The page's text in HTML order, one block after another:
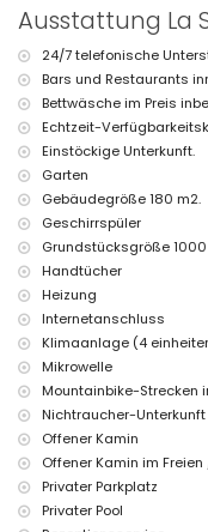
Weitere Informationen
Nächste Stadt: Jávea
Nächstgelegene
(innerhalb von 2
Nächster Strand: Playa
der Villa)
Nächster Hafen: Puerto
Nächster Park: Montgó,
Villa)
Nächster Flughafen:
Villa)
Zweitnächster
Rauchen nicht erlaubt
Haustiere sind nicht
Die Unterkunft ist sehr
Einrichtungen und
enthalten sind
Internet (WiFi)
Bügeleisen und
Bettwäsche und
Empfangsdienst und
Klimaanlage
Ausstattung La
24/7 telefonische
Bars und Restaurants
Bettwäsche im Preis
Echtzeit-
Einstöckige Unterkunft.
Garten
Gebäudegröße 180 m2.
Geschirrspüler
Grundstücksgröße
Handtücher
Heizung
Internetanschluss
Klimaanlage (4
Mikrowelle
Mountainbike-Strecken
Nichtraucher-Unterkunft
Offener Kamin
Offener Kamin im Freien
Privater Parkplatz
Privater Pool